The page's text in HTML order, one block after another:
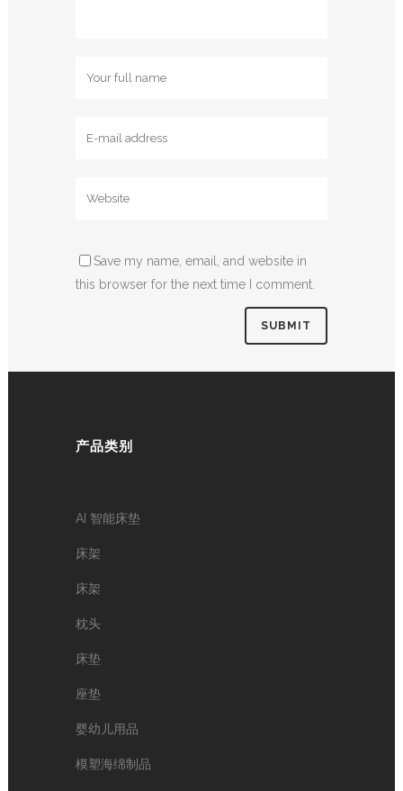
Save my name, email, and website in
this browser for the next time I comment.
产品类别
AI 智能床垫
床架
床架
枕头
床垫
座垫
婴幼儿用品
模塑海绵制品